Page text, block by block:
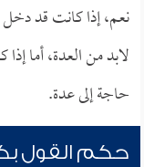
نعم، إذا كانت قد دخل
لابد من العدة، أما
حاجة إلى عدة.
حكم القول